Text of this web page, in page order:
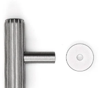
Abrir